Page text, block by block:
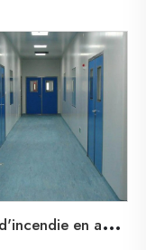
P
orte d'incendie en acier de l'hôpital de santé